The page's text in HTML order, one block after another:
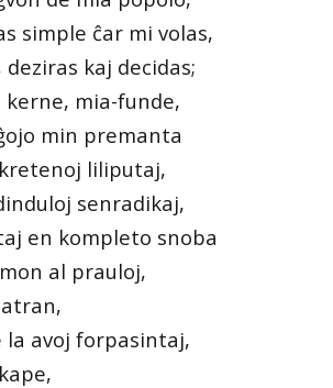
simple ĉar mi volas,
kaj decidas;
mia-funde,
min premanta
liliputaj,
senradikaj,
en kompleto snoba
al prauloj,
la avoj forpasintaj,